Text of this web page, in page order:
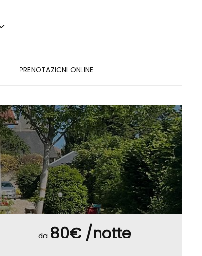
PRENOTAZIONI ONLINE
da 80€ /notte